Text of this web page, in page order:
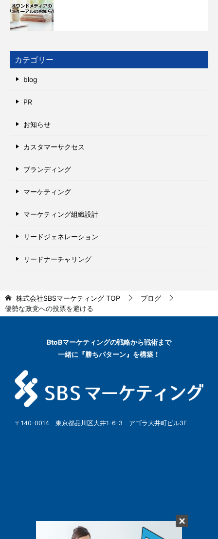
カテゴリー
blog
PR
お知らせ
カスタマーサクセス
ブランディング
マーケティング
マーケティング組織設計
リードジェネレーション
リードナーチャリング
株式会社SBSマーケティング TOP
ブログ
優勢な政党への投票を避ける
BtoBマーケティングの戦略から戦術まで
一緒に『勝ちパターン』を構築！
〒140-0014 東京都品川区大井1-6-3 アゴラ大井町ビル3F